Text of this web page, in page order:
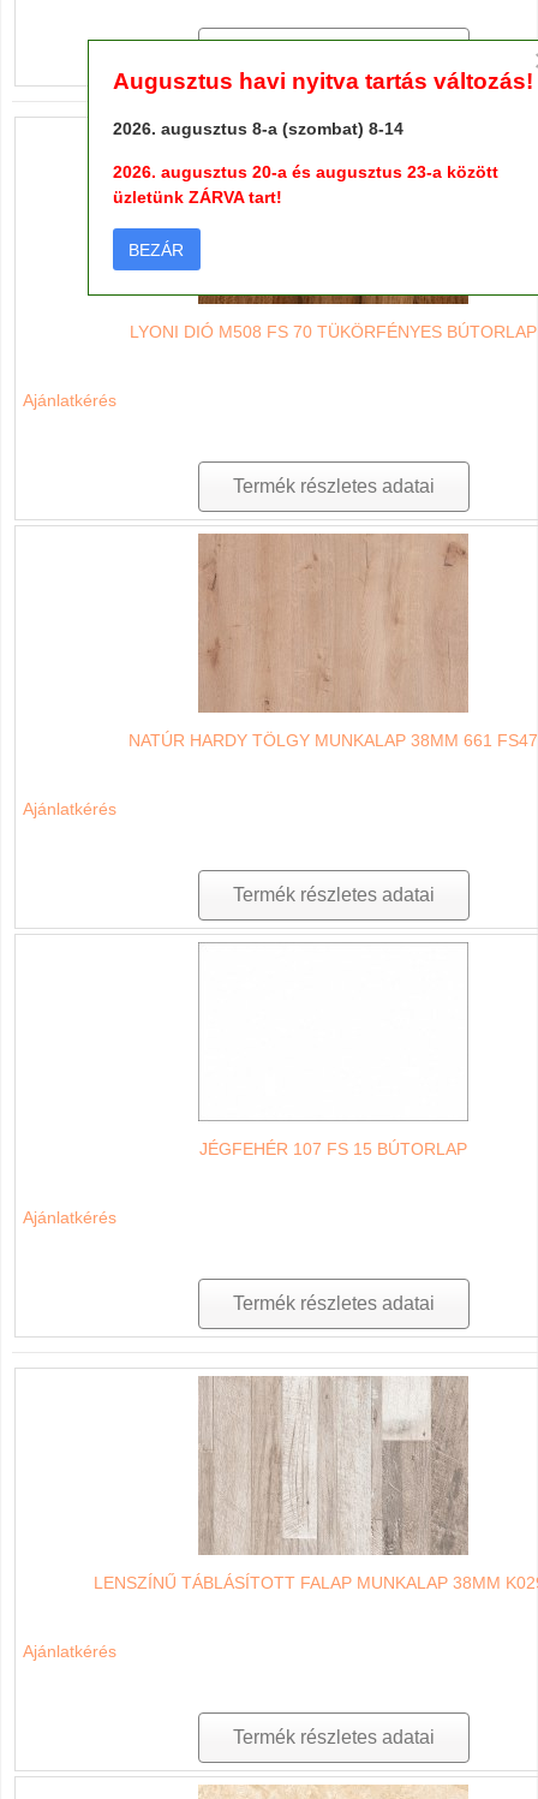
LYONI DIÓ M508 FS 70 TÜKÖRFÉNYES BÚTORLAP
Ajánlatkérés
Termék részletes adatai
NATÚR HARDY TÖLGY MUNKALAP 38MM 661 FS47
Ajánlatkérés
Termék részletes adatai
JÉGFEHÉR 107 FS 15 BÚTORLAP
Ajánlatkérés
Termék részletes adatai
LENSZÍNŰ TÁBLÁSÍTOTT FALAP MUNKALAP 38MM
Ajánlatkérés
Termék részletes adatai
Augusztus havi nyitva tartás változás!
2026. augusztus 8-a (szombat) 8-14
2026. augusztus 20-a és augusztus 23-a között
üzletünk ZÁRVA tart!
BEZÁR